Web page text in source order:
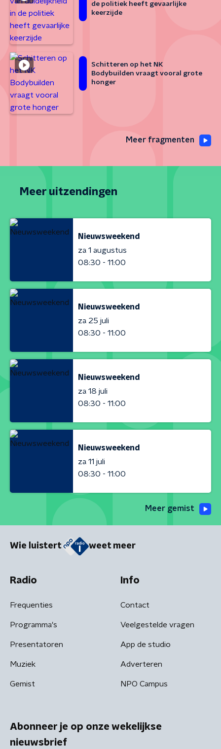
de politiek heeft gevaarlijke
keerzijde
Schitteren op het NK
Bodybuilden vraagt vooral grote
honger
Meer fragmenten
Meer uitzendingen
Nieuwsweekend
za 1 augustus
08:30 - 11:00
Nieuwsweekend
za 25 juli
08:30 - 11:00
Nieuwsweekend
za 18 juli
08:30 - 11:00
Nieuwsweekend
za 11 juli
08:30 - 11:00
Meer gemist
Wie luistert weet meer
Radio
Frequenties
Programma's
Presentatoren
Muziek
Gemist
Info
Contact
Veelgestelde vragen
App de studio
Adverteren
NPO Campus
Abonneer je op onze wekelijkse
nieuwsbrief